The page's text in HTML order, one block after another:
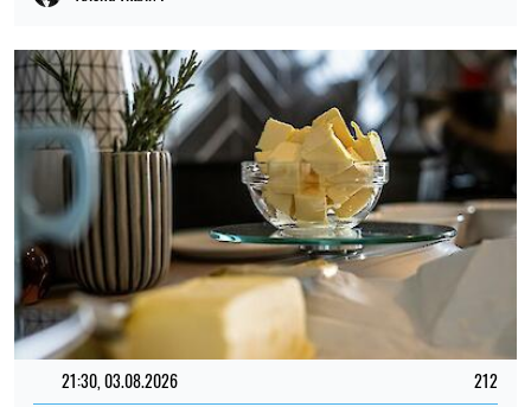
первом повышении цен в этом году
Елена Расенко